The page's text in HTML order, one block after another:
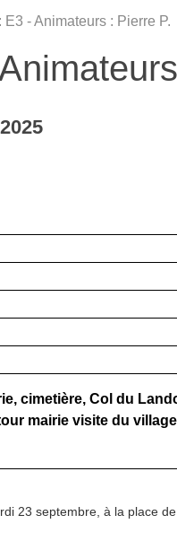
- Animateurs : Pierre P.
2025
cimetière, Col du
mairie visite du
23 septembre, à la place